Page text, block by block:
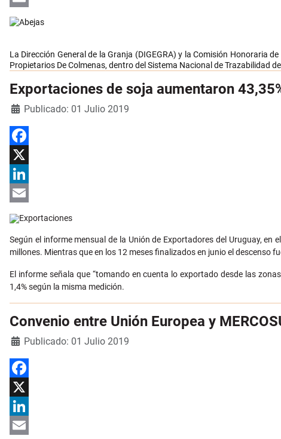
Email
La Dirección General de la Granja (DIGEGRA) y la Comisión Honoraria
Propietarios De Colmenas, dentro del Sistema Nacional de Trazabilidad
Exportaciones de soja aumentaron
DetallesPublicado: 01 Julio 2019
Facebook
X
LinkedIn
Email
Según el informe mensual de la Unión de Exportadores del Uruguay,
millones. Mientras que en los 12 meses finalizados en junio el descenso
El informe señala que “tomando en cuenta lo exportado desde las
1,4% según la misma medición.
Convenio entre Unión Europea y
DetallesPublicado: 01 Julio 2019
Facebook
X
LinkedIn